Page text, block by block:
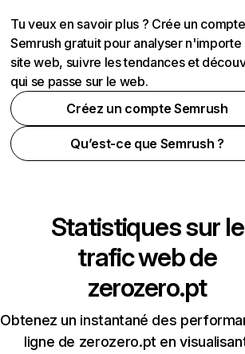
Tu veux en savoir plus ? Crée un compte
Semrush gratuit pour analyser n'importe
site web, suivre les tendances et
qui se passe sur le web.
Créez un compte Semrush
Qu’est-ce que Semrush ?
Statistiques sur le
trafic web de
zerozero.pt
Obtenez un instantané des
ligne de zerozero.pt en